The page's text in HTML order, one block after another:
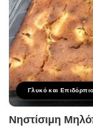
Γλυκό και Επιδόρπιο
Νηστίσιμη